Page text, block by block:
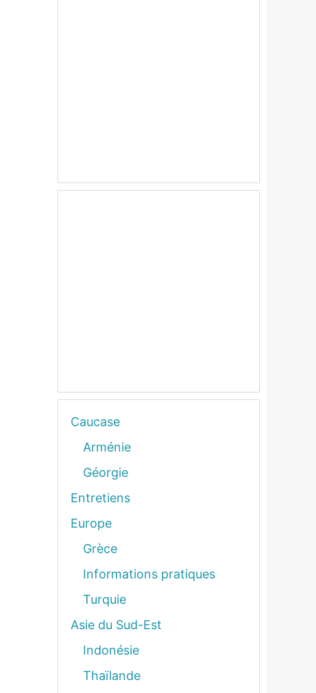
Caucase
Arménie
Géorgie
Entretiens
Europe
Grèce
Informations pratiques
Turquie
Asie du Sud-Est
Indonésie
Thaïlande